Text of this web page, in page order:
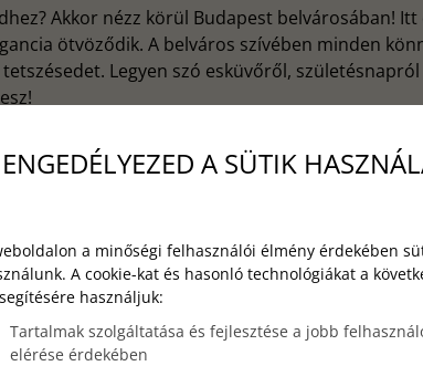
Akkor nézz körül Budapest belvárosában! Itt
ötvöződik. A belváros szívében minden
Legyen szó esküvőről, születésnapról
ENGEDÉLYEZED A SÜTIK
a minőségi felhasználói élmény érdekében
A cookie-kat és hasonló technológiákat a
használjuk:
Tartalmak szolgáltatása és fejlesztése a jobb
elérése érdekében